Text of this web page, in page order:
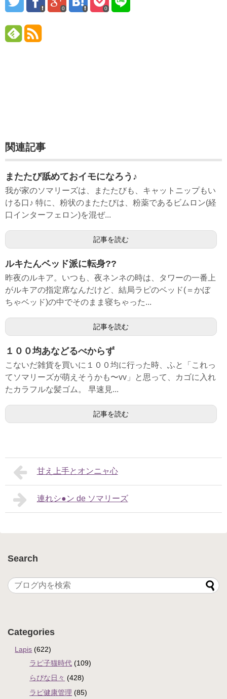
0 0
関連記事
またたび舐めておイモになろう♪
我が家のソマリーズは、またたびも、キャットニップもい
ける口♪ 特に、粉状のまたたびは、粉薬であるビムロン(経
口インターフェロン)を混ぜ...
記事を読む
ルキたんベッド派に転身??
昨夜のルキア。いつも、夜ネンネの時は、タワーの一番上
がルキアの指定席なんだけど、結局ラピのベッド(＝かぼ
ちゃベッド)の中でそのまま寝ちゃった...
記事を読む
１００均あなどるべからず
こないだ雑貨を買いに１００均に行った時、ふと「これっ
てソマリーズが萌えそうかも〜vv」と思って、カゴに入れ
たカラフルな髪ゴム。 早速見...
記事を読む
甘え上手とオンニャ心
連れシ●ン de ソマリーズ
Search
Categories
Lapis (622)
ラピ子猫時代 (109)
らぴな日々 (428)
ラピ健康管理 (85)